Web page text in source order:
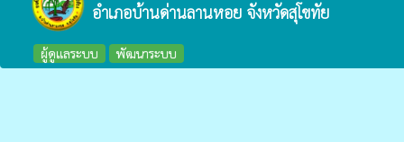
อำเภอบ้านด่านลานหอย จังหวัดสุโขทัย
ผู้ดูแลระบบ พัฒนาระบบ